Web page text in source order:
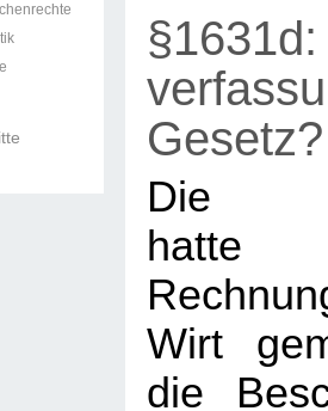
Gesetz?
Die
Wirt
die